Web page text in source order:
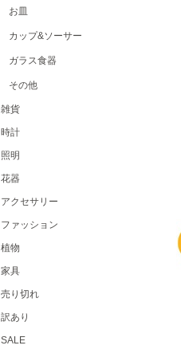
お皿
カップ&ソーサー
ガラス食器
その他
雑貨
時計
照明
花器
アクセサリー
ファッション
植物
家具
売り切れ
訳あり
SALE